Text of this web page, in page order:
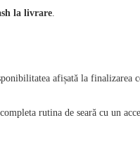
la livrare
afișată la finalizarea
rutina de seară cu un